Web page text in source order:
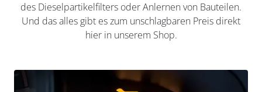
des Dieselpartikelfilters oder Anlernen von Bauteilen.
Und das alles gibt es zum unschlagbaren Preis direkt
hier in unserem Shop.